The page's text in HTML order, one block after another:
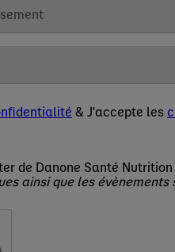
& J'accepte les
de Danone Santé
ainsi que les